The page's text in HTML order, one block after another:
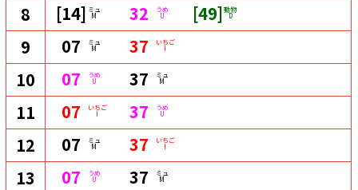
8 [14] ミュ
M 32 うめ
U [49] 動物
D
9 07 ミュ
M 37 いちご
I
10 07 うめ
U 37 ミュ
M
11 07 いちご
I 37 うめ
U
12 07 ミュ
M 37 いちご
I
13 07 うめ
U 37 ミュ
M